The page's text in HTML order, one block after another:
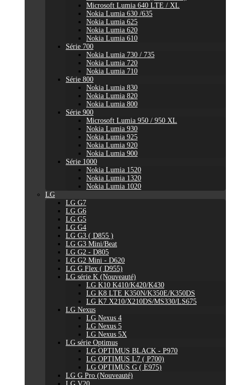
Microsoft Lumia 640 LTE / XL
Nokia Lumia 630 /635
Nokia Lumia 625
Nokia Lumia 620
Nokia Lumia 610
Série 700
Nokia Lumia 730 / 735
Nokia Lumia 720
Nokia Lumia 710
Série 800
Nokia Lumia 830
Nokia Lumia 820
Nokia Lumia 800
Série 900
Microsoft Lumia 950 / 950 XL
Nokia Lumia 930
Nokia Lumia 925
Nokia Lumia 920
Nokia Lumia 900
Série 1000
Nokia Lumia 1520
Nokia Lumia 1320
Nokia Lumia 1020
LG
LG G7
LG G6
LG G5
LG G4
LG G3 ( D855 )
LG G3 Mini/Beat
LG G2 - D805
LG G2 Mini - D620
LG G Flex ( D955)
LG série K (Nouveauté)
LG K10 K410/K420/K430
LG K8 LTE K350N/K350E/K350DS
LG K7 X210/X210DS/MS330/LS675
LG Nexus
LG Nexus 4
LG Nexus 5
LG Nexus 5X
LG série Optimus
LG OPTIMUS BLACK - P970
LG OPTIMUS L7 ( P700)
LG OPTIMUS G ( E975)
LG G Pro (Nouveauté)